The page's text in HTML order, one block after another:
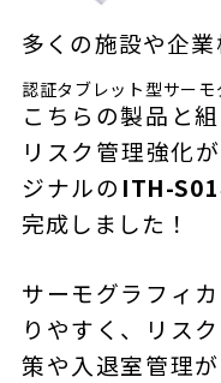
多くの施設や企
認証タブレット型サー
こちらの製品と
リスク管理強化
ジナルの ITH-
完成しました！
サーモグラフィ
りやすく、リス
策や入退室管理